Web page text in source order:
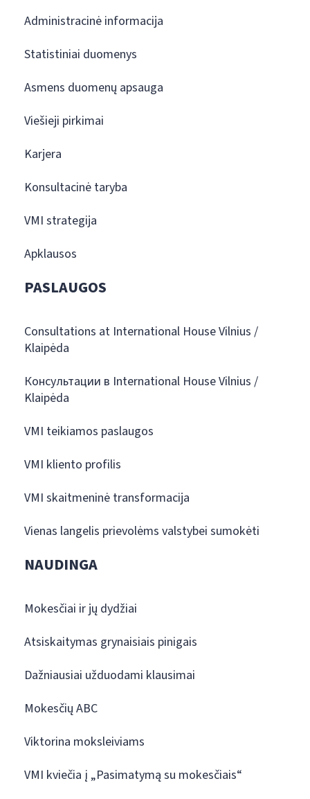
Administracinė informacija
Statistiniai duomenys
Asmens duomenų apsauga
Viešieji pirkimai
Karjera
Konsultacinė taryba
VMI strategija
Apklausos
PASLAUGOS
Consultations at International House Vilnius /
Klaipėda
Консультации в International House Vilnius /
Klaipėda
VMI teikiamos paslaugos
VMI kliento profilis
VMI skaitmeninė transformacija
Vienas langelis prievolėms valstybei sumokėti
NAUDINGA
Mokesčiai ir jų dydžiai
Atsiskaitymas grynaisiais pinigais
Dažniausiai užduodami klausimai
Mokesčių ABC
Viktorina moksleiviams
VMI kviečia į „Pasimatymą su mokesčiais“